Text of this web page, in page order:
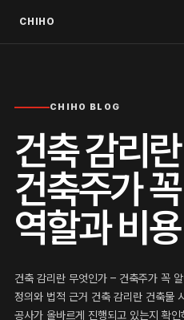
CHIHO
CHIHO BLOG
건축 감리
건축주가
역할과 비용
건축 감리란 무엇인가 – 건축주가 꼭
정의와 법적 근거 건축 감리란 건축물
공사가 올바르게 진행되고 있는지 확